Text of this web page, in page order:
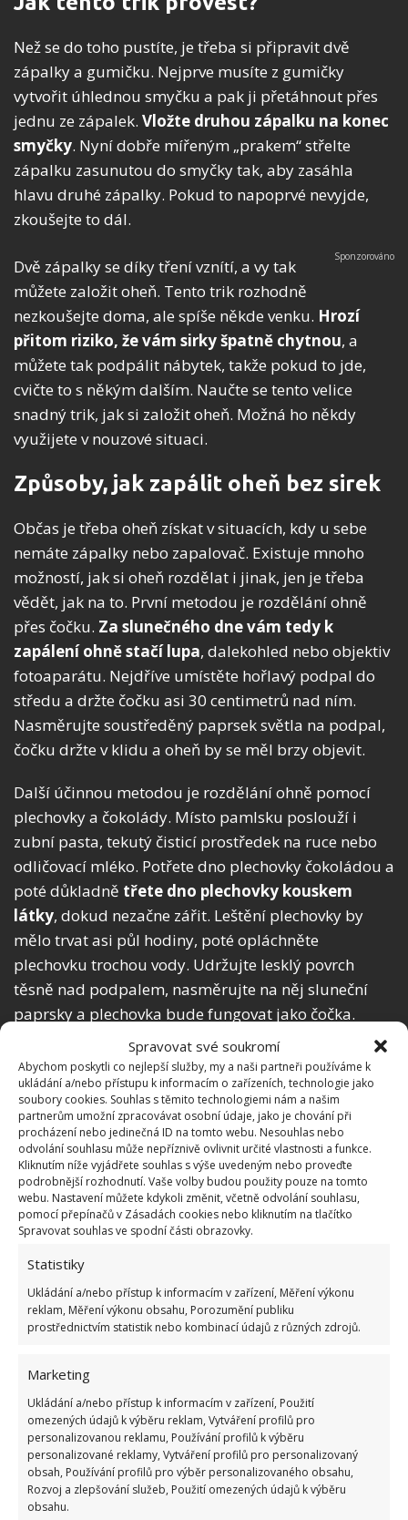
Spravovat své soukromí
Abychom poskytli co nejlepší služby, my a naši partneři používáme k
ukládání a/nebo přístupu k informacím o zařízeních, technologie jako
soubory cookies. Souhlas s těmito technologiemi nám a našim
partnerům umožní zpracovávat osobní údaje, jako je chování při
procházení nebo jedinečná ID na tomto webu. Nesouhlas nebo
odvolání souhlasu může nepříznivě ovlivnit určité vlastnosti a funkce.
Kliknutím níže vyjádřete souhlas s výše uvedeným nebo proveďte
podrobnější rozhodnutí. Vaše volby budou použity pouze na tomto
webu. Nastavení můžete kdykoli změnit, včetně odvolání souhlasu,
pomocí přepínačů v Zásadách cookies nebo kliknutím na tlačítko
Spravovat souhlas ve spodní části obrazovky.
Statistiky
Ukládání a/nebo přístup k informacím v zařízení, Měření výkonu
reklam, Měření výkonu obsahu, Porozumění publiku
prostřednictvím statistik nebo kombinací údajů z různých zdrojů.
Marketing
Ukládání a/nebo přístup k informacím v zařízení, Použití
omezených údajů k výběru reklam, Vytváření profilů pro
personalizovanou reklamu, Používání profilů k výběru
personalizované reklamy, Vytváření profilů pro personalizovaný
obsah, Používání profilů pro výběr personalizovaného obsahu,
Rozvoj a zlepšování služeb, Použití omezených údajů k výběru
obsahu.
Než se do toho pustíte, je třeba si připravit dvě
zápalky a gumičku. Nejprve musíte z gumičky
vytvořit úhlednou smyčku a pak ji přetáhnout přes
jednu ze zápalek. Vložte druhou zápalku na konec
smyčky. Nyní dobře mířeným „prakem“ střelte
zápalku zasunutou do smyčky tak, aby zasáhla
hlavu druhé zápalky. Pokud to napoprvé nevyjde,
zkoušejte to dál.
Dvě zápalky se díky tření vznítí, a vy tak
můžete založit oheň. Tento trik rozhodně
nezkoušejte doma, ale spíše někde venku. Hrozí
přitom riziko, že vám sirky špatně chytnou, a
můžete tak podpálit nábytek, takže pokud to jde,
cvičte to s někým dalším. Naučte se tento velice
snadný trik, jak si založit oheň. Možná ho někdy
využijete v nouzové situaci.
Způsoby, jak zapálit oheň bez sirek
Občas je třeba oheň získat v situacích, kdy u sebe
nemáte zápalky nebo zapalovač. Existuje mnoho
možností, jak si oheň rozdělat i jinak, jen je třeba
vědět, jak na to. První metodou je rozdělání ohně
přes čočku. Za slunečného dne vám tedy k
zapálení ohněstačí lupa, dalekohled nebo objektiv
fotoaparátu. Nejdříve umístěte hořlavý podpal do
středu a držte čočku asi 30 centimetrů nad ním.
Nasměrujte soustředěný paprsek světla na podpal,
čočku držte v klidu a oheň by se měl brzy objevit.
Další účinnou metodou je rozdělání ohně pomocí
plechovky a čokolády. Místo pamlsku poslouží i
zubní pasta, tekutý čisticí prostředek na ruce nebo
odličovací mléko. Potřete dno plechovky čokoládou a
poté důkladně třete dno plechovky kouskem
látky, dokud nezačne zářit. Leštění plechovky by
mělo trvat asi půl hodiny, poté opláchněte
plechovku trochou vody. Udržujte lesklý povrch
těsně nad podpalem, nasměrujte na něj sluneční
paprsky a plechovka bude fungovat jako čočka.
Zdroj:Gizmodo